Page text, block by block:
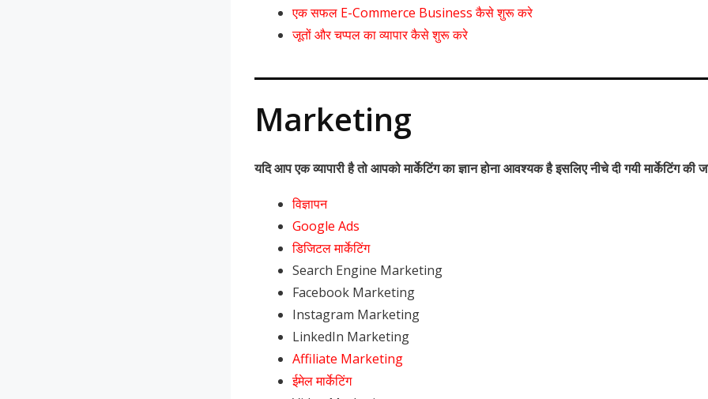
एक सफल E-Commerce Business कैसे शुरू करे
जूतों और चप्पल का व्यापार कैसे शुरू करे
Marketing
यदि आप एक व्यापारी है तो आपको मार्केटिंग का ज्ञान होना आवश्यक है इसलिए नीचे दी गयी मार्केटिंग की
विज्ञापन
Google Ads
डिजिटल मार्केटिंग
Search Engine Marketing
Facebook Marketing
Instagram Marketing
LinkedIn Marketing
Affiliate Marketing
ईमेल मार्केटिंग